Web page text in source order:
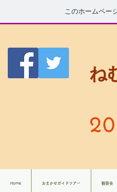
このホームペー
ね
Home おまかせガイドツアー 観察会